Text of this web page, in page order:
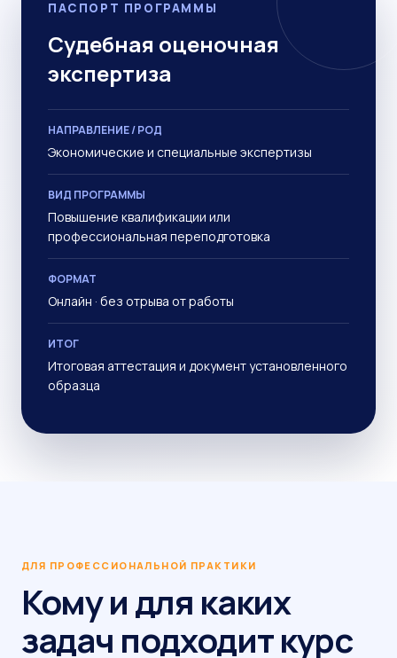
ПАСПОРТ ПРОГРАММЫ
Судебная оценочная
экспертиза
НАПРАВЛЕНИЕ / РОД
Экономические и специальные экспертизы
ВИД ПРОГРАММЫ
Повышение квалификации или
профессиональная переподготовка
ФОРМАТ
Онлайн · без отрыва от работы
ИТОГ
Итоговая аттестация и документ установленного
образца
ДЛЯ ПРОФЕССИОНАЛЬНОЙ ПРАКТИКИ
Кому и для каких
задач подходит курс